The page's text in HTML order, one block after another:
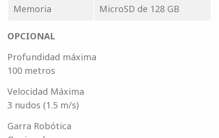
Memoria
MicroSD de 128 GB
OPCIONAL
Profundidad máxima
100 metros
Velocidad Máxima
3 nudos (1.5 m/s)
Garra Robótica